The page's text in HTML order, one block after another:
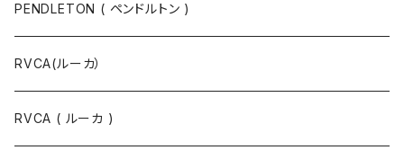
PENDLETON ( ペンドルトン )
RVCA(ルーカ）
RVCA ( ルーカ )